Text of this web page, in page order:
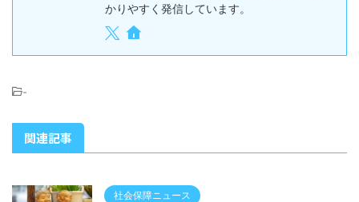
かりやすく発信しています。
-
関連記事
社会保障ニュース